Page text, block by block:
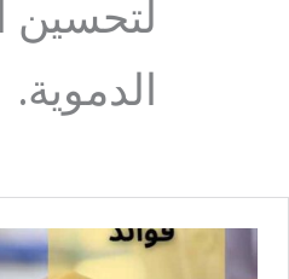
لتحسين
الدموية.